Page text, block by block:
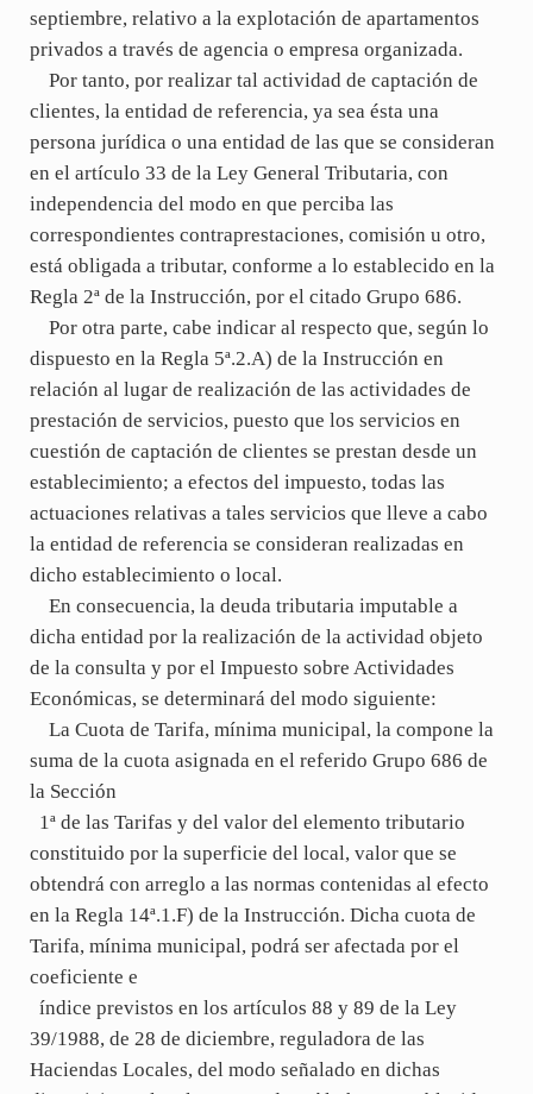
septiembre, relativo a la explotación de apartamentos
privados a través de agencia o empresa organizada.
Por tanto, por realizar tal actividad de captación de
clientes, la entidad de referencia, ya sea ésta una
persona jurídica o una entidad de las que se consideran
en el artículo 33 de la Ley General Tributaria, con
independencia del modo en que perciba las
correspondientes contraprestaciones, comisión u otro,
está obligada a tributar, conforme a lo establecido en la
Regla 2ª de la Instrucción, por el citado Grupo 686.
Por otra parte, cabe indicar al respecto que, según lo
dispuesto en la Regla 5ª.2.A) de la Instrucción en
relación al lugar de realización de las actividades de
prestación de servicios, puesto que los servicios en
cuestión de captación de clientes se prestan desde un
establecimiento; a efectos del impuesto, todas las
actuaciones relativas a tales servicios que lleve a cabo
la entidad de referencia se consideran realizadas en
dicho establecimiento o local.
En consecuencia, la deuda tributaria imputable a
dicha entidad por la realización de la actividad objeto
de la consulta y por el Impuesto sobre Actividades
Económicas, se determinará del modo siguiente:
La Cuota de Tarifa, mínima municipal, la compone la
suma de la cuota asignada en el referido Grupo 686 de
la Sección
1ª de las Tarifas y del valor del elemento tributario
constituido por la superficie del local, valor que se
obtendrá con arreglo a las normas contenidas al efecto
en la Regla 14ª.1.F) de la Instrucción. Dicha cuota de
Tarifa, mínima municipal, podrá ser afectada por el
coeficiente e
índice previstos en los artículos 88 y 89 de la Ley
39/1988, de 28 de diciembre, reguladora de las
Haciendas Locales, del modo señalado en dichas